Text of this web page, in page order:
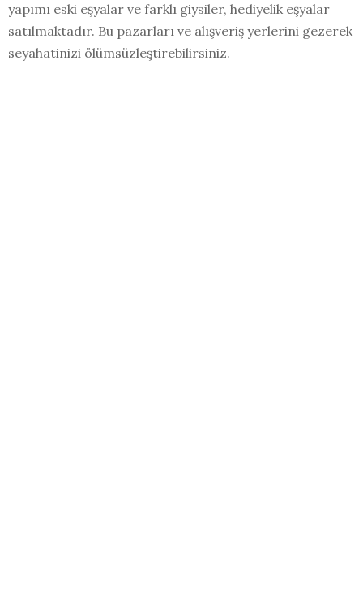
yapımı eski eşyalar ve farklı giysiler, hediyelik eşyalar
satılmaktadır. Bu pazarları ve alışveriş yerlerini gezerek
seyahatinizi ölümsüzleştirebilirsiniz.